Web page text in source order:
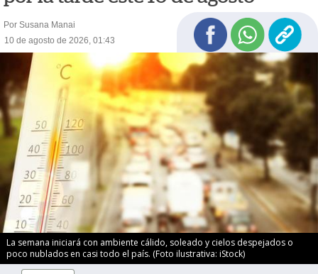
Por Susana Manai
10 de agosto de 2026, 01:43
La semana iniciará con ambiente cálido, soleado y cielos despejados o
poco nublados en casi todo el país. (Foto ilustrativa: iStock)